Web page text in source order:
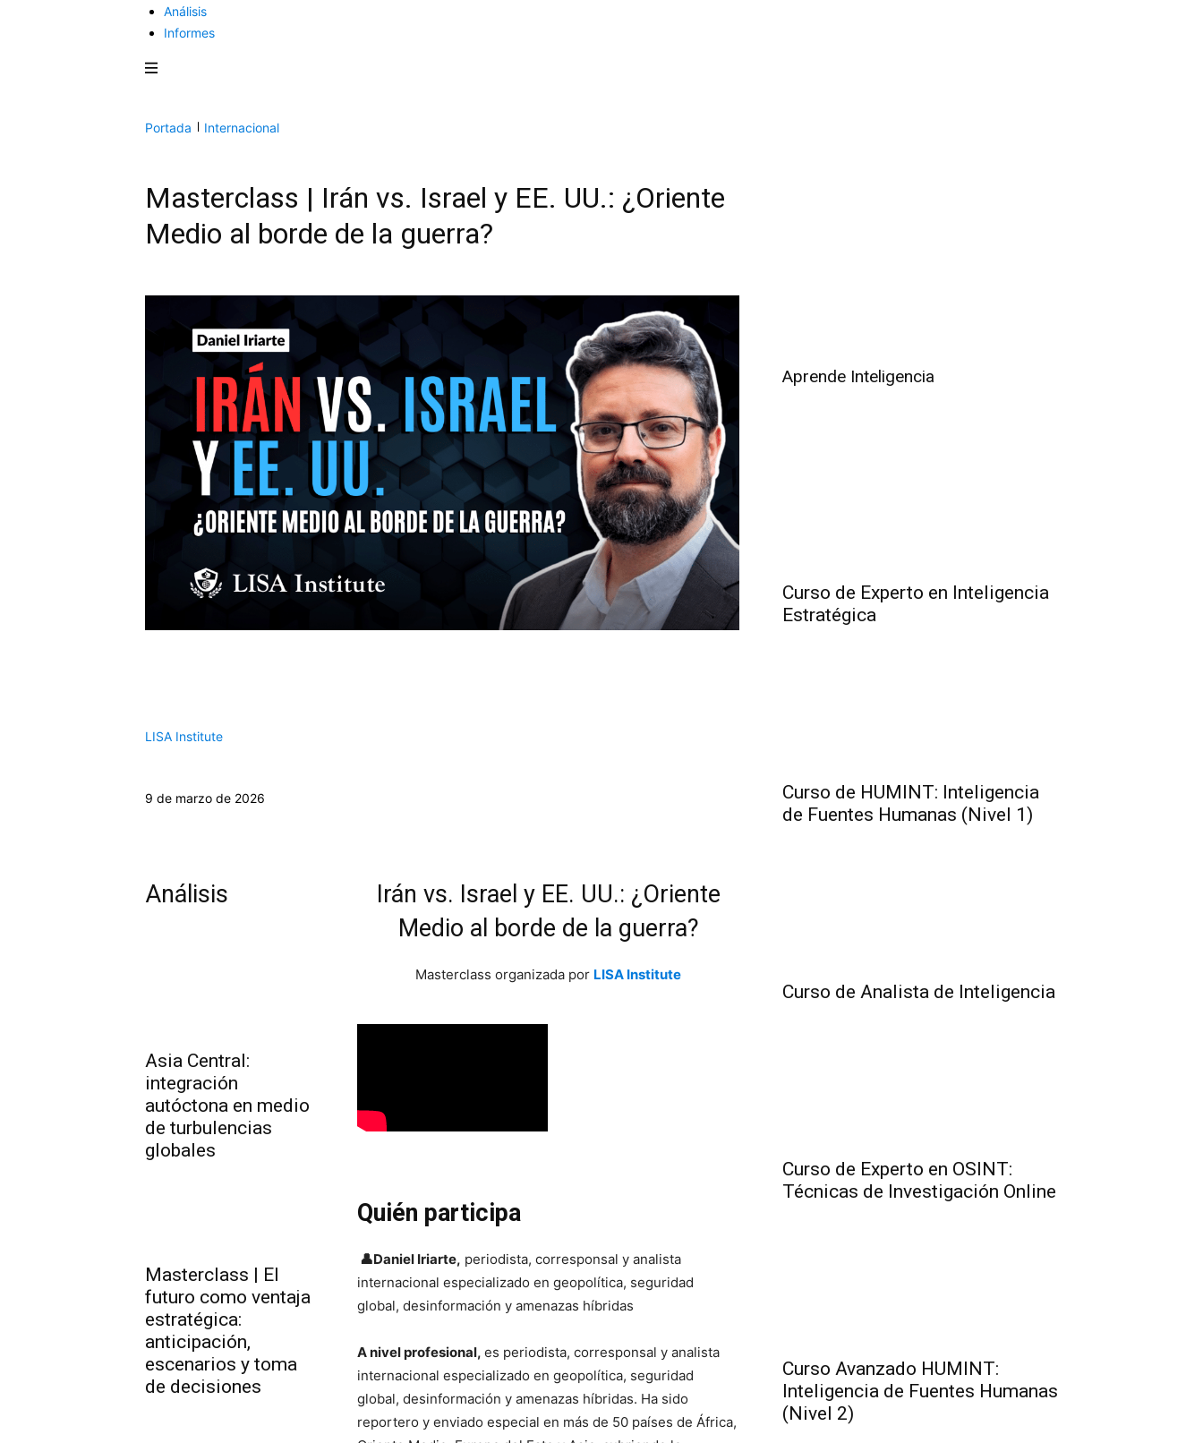
Análisis
Informes
Portada Internacional
Masterclass | Irán vs. Israel y EE. UU.: ¿Oriente
Medio al borde de la guerra?
LISA Institute
9 de marzo de 2026
Análisis
Asia Central:
integración
autóctona en medio
de turbulencias
globales
Masterclass | El
futuro como ventaja
estratégica:
anticipación,
escenarios y toma
de decisiones
Irán vs. Israel y EE. UU.: ¿Oriente
Medio al borde de la guerra?
Masterclass organizada por LISA Institute
Quién participa
👤Daniel Iriarte, periodista, corresponsal y analista
internacional especializado en geopolítica, seguridad
global, desinformación y amenazas híbridas
A nivel profesional,es periodista, corresponsal y analista
internacional especializado en geopolítica, seguridad
global, desinformación y amenazas híbridas. Ha sido
reportero y enviado especial en más de 50 países de África,
Aprende Inteligencia
Curso de Experto en Inteligencia
Estratégica
Curso de HUMINT: Inteligencia
de Fuentes Humanas (Nivel 1)
Curso de Analista de Inteligencia
Curso de Experto en OSINT:
Técnicas de Investigación Online
Curso Avanzado HUMINT:
Inteligencia de Fuentes Humanas
(Nivel 2)